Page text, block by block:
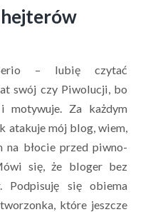
– lubię czytać
swój czy Piwolucji, bo
motywuje. Za każdym
atakuje mój blog, wiem,
na błocie przed piwno-
się, że bloger bez
Podpisuję się obiema
które jeszcze